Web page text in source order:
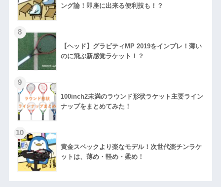
ング論！即座に出来る便利技も！？
【ヘッド】グラビティMP 2019をインプレ！薄い
のに飛ぶ新感覚ラケット！？
100inch2未満のラウンド形状ラケット主要ライン
ナップをまとめてみた！
黄金スペックより楽なモデル！次世代楽チンラケ
ットは、薄め・軽め・柔め！